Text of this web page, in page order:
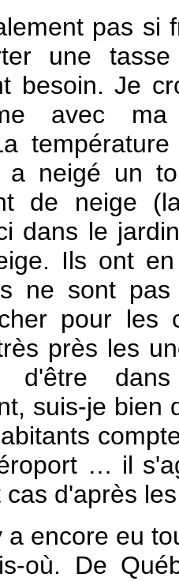
pas si
une
besoin. Je
avec ma
a neigé un
de neige
dans le
Ils ont
ne sont
pour les
près les
d'être
suis-je bien
… il
d'après
a encore eu
où. De